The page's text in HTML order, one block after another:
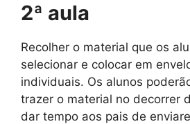
2ª aula
Recolher o material que os
selecionar e colocar em
individuais. Os alunos
trazer o material no decorrer
dar tempo aos pais de